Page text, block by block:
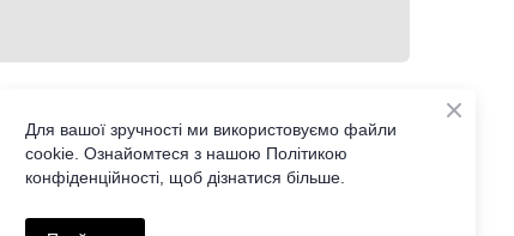
PNG)
повідомлення
Для вашої зручності ми використовуємо файли
cookie. Ознайомтеся з нашою Політикою
конфіденційності, щоб дізнатися більше.